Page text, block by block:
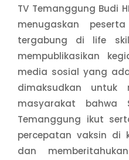
TV Temanggung Budi
menugaskan
tergabung di life
mempublikasikan
media sosial yang
dimaksudkan untuk
masyarakat bahwa
Temanggung ikut
percepatan vaksin di
dan